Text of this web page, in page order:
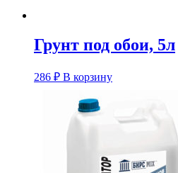
Грунт под обои, 5л
286 ₽ В корзину